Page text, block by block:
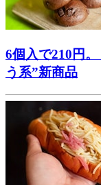
6個入で210円
う系”新商品